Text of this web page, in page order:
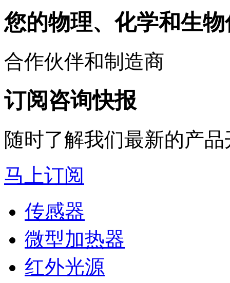
您的物理、化学和生
合作伙伴和制造商
订阅咨询快报
随时了解我们最新的产
马上订阅
传感器
微型加热器
红外光源